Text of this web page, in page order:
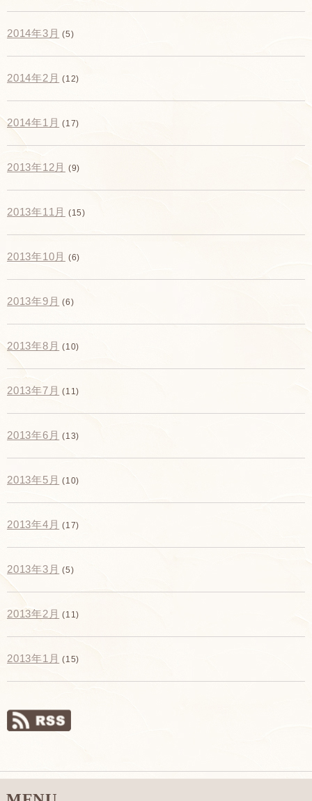
2014年3月 (5)
2014年2月 (12)
2014年1月 (17)
2013年12月 (9)
2013年11月 (15)
2013年10月 (6)
2013年9月 (6)
2013年8月 (10)
2013年7月 (11)
2013年6月 (13)
2013年5月 (10)
2013年4月 (17)
2013年3月 (5)
2013年2月 (11)
2013年1月 (15)